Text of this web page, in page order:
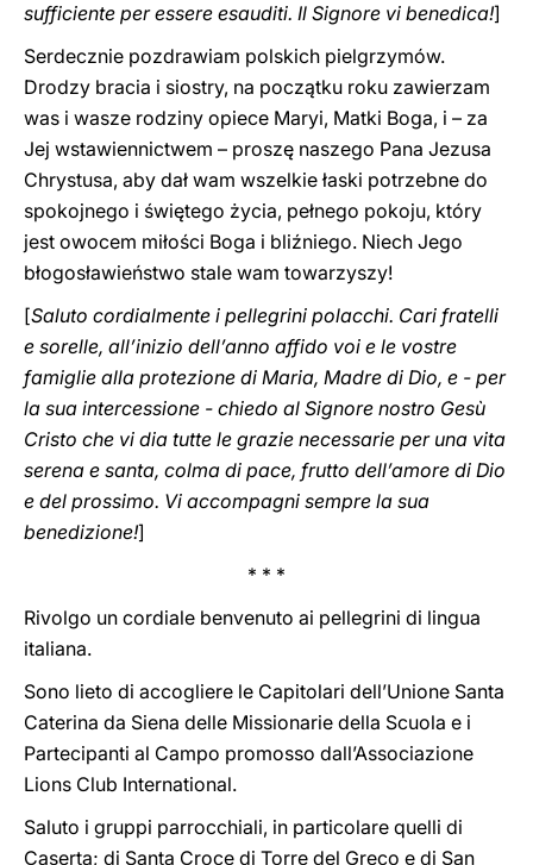
sufficiente per essere esauditi. Il Signore vi benedica!]
Serdecznie pozdrawiam polskich pielgrzymów.
Drodzy bracia i siostry, na początku roku zawierzam
was i wasze rodziny opiece Maryi, Matki Boga, i – za
Jej wstawiennictwem – proszę naszego Pana Jezusa
Chrystusa, aby dał wam wszelkie łaski potrzebne do
spokojnego i świętego życia, pełnego pokoju, który
jest owocem miłości Boga i bliźniego. Niech Jego
błogosławieństwo stale wam towarzyszy!
[Saluto cordialmente i pellegrini polacchi. Cari fratelli
e sorelle, all’inizio dell’anno affido voi e le vostre
famiglie alla protezione di Maria, Madre di Dio, e - per
la sua intercessione - chiedo al Signore nostro Gesù
Cristo che vi dia tutte le grazie necessarie per una vita
serena e santa, colma di pace, frutto dell’amore di Dio
e del prossimo. Vi accompagni sempre la sua
benedizione!]
* * *
Rivolgo un cordiale benvenuto ai pellegrini di lingua
italiana.
Sono lieto di accogliere le Capitolari dell’Unione Santa
Caterina da Siena delle Missionarie della Scuola e i
Partecipanti al Campo promosso dall’Associazione
Lions Club International.
Saluto i gruppi parrocchiali, in particolare quelli di
Caserta; di Santa Croce di Torre del Greco e di San